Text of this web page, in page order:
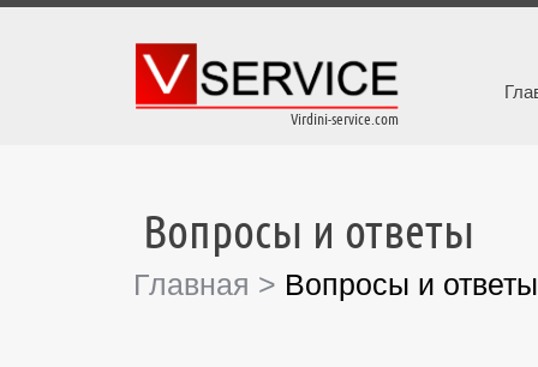
Virdini-service.com
Вопросы и ответы
Главная > Вопросы и ответы